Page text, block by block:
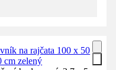
na rajčata 100 x 50
cm zelený